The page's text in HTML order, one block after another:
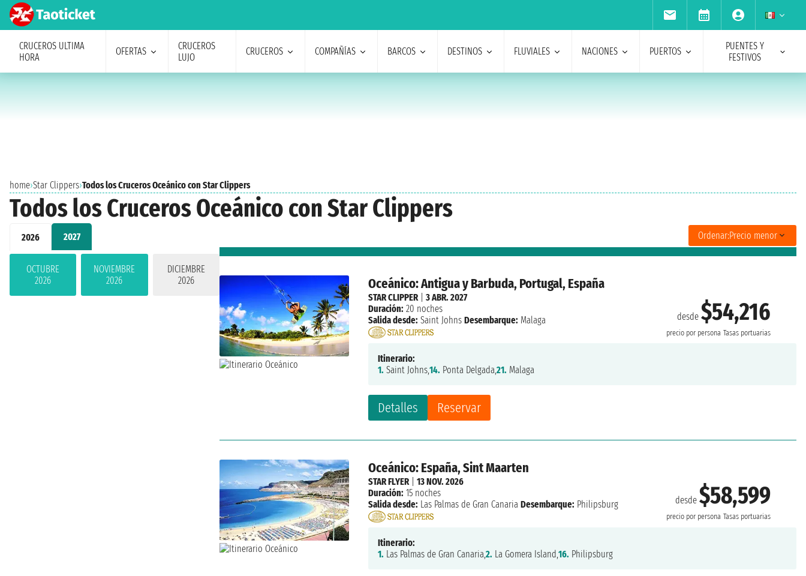
CRUCEROS ULTIMA
HORA
OFERTAS
CRUCEROS
LUJO
CRUCEROS COMPAÑÍAS BARCOS DESTINOS FLUVIALES NACIONES PUERTOS
PUENTES Y
FESTIVOS
home›Star Clippers›Todos los Cruceros Oceánico con Star Clippers
Todos los Cruceros Oceánico con Star Clippers
2026 2027
OCTUBRE
2026
NOVIEMBRE
2026
DICIEMBRE
2026
Ordenar:Precio menor
Oceánico: Antigua y Barbuda, Portugal, España
desde$54,216
precio por persona Tasas portuarias
Detalles Reservar
STAR CLIPPER|3 ABR. 2027
Duración: 20 noches
Salida desde: Saint Johns Desembarque: Malaga
Itinerario:
1. Saint Johns,14. Ponta Delgada,21. Malaga
Oceánico: España, Sint Maarten
desde$58,599
precio por persona Tasas portuarias
STAR FLYER|13 NOV. 2026
Duración: 15 noches
Salida desde: Las Palmas de Gran Canaria Desembarque: Philipsburg
Itinerario:
1. Las Palmas de Gran Canaria,2. La Gomera Island,16. Philipsburg